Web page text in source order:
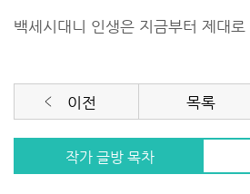
백세시대니 인생은 지금부터 제대
이전 목록
작가 글방 목차